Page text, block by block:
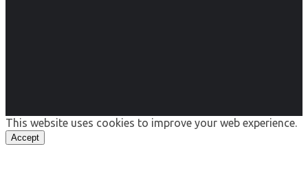
This website uses cookies to improve your web experience.
Accept